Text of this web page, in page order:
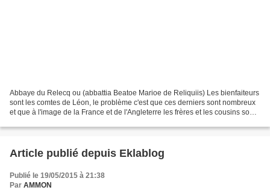
Abbaye du Relecq ou (abbattia Beatoe Marioe de Reliquiis) Les bienfaiteurs
sont les comtes de Léon, le problème c'est que ces derniers sont nombreux
et que à l'image de la France et de l'Angleterre les frères et les cousins sont
Article publié depuis Eklablog
Publié le 19/05/2015 à 21:38
Par AMMON